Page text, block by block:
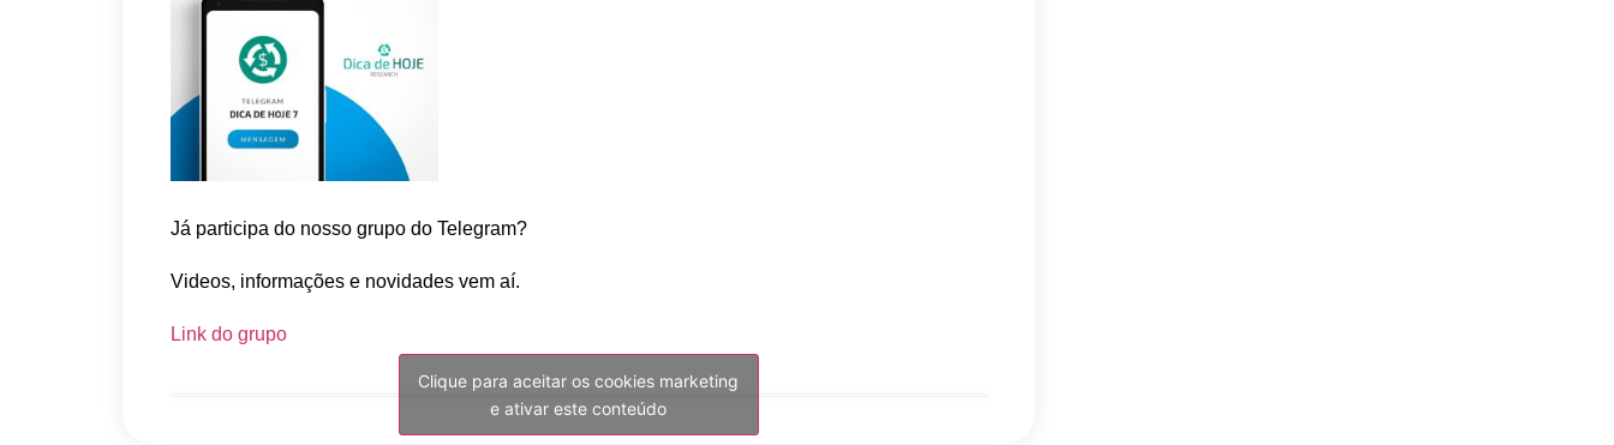
Já participa do nosso grupo do Telegram?
Videos, informações e novidades vem aí.
Link do grupo
Clique para aceitar os cookies marketing
e ativar este conteúdo